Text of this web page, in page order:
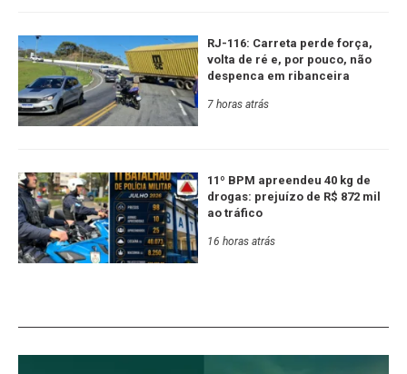
RJ-116: Carreta perde força,
volta de ré e, por pouco, não
despenca em ribanceira
7 horas atrás
11º BPM apreendeu 40 kg de
drogas: prejuízo de R$ 872 mil
ao tráfico
16 horas atrás